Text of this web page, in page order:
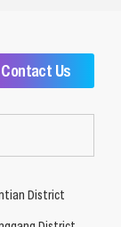
Contact Us
District